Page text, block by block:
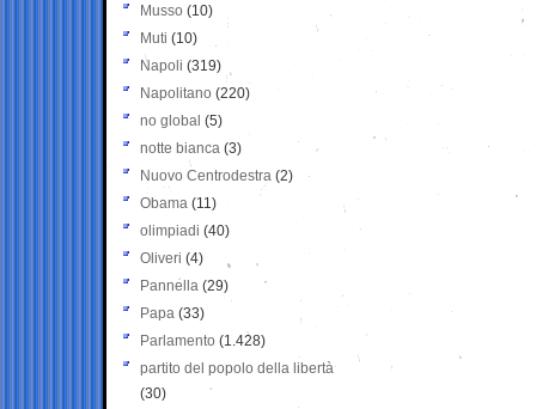
Musso (10)
Muti (10)
Napoli (319)
Napolitano (220)
no global (5)
notte bianca (3)
Nuovo Centrodestra (2)
Obama (11)
olimpiadi (40)
Oliveri (4)
Pannella (29)
Papa (33)
Parlamento (1.428)
partito del popolo della libertà
(30)